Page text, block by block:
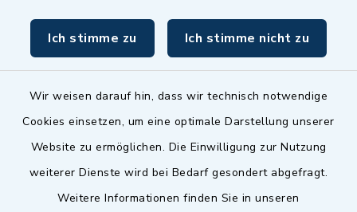
Ich stimme zu Ich stimme nicht zu
Wir weisen darauf hin, dass wir technisch notwendige
Cookies einsetzen, um eine optimale Darstellung unserer
Website zu ermöglichen. Die Einwilligung zur Nutzung
weiterer Dienste wird bei Bedarf gesondert abgefragt.
Weitere Informationen finden Sie in unseren
inixmedia GmbH
Barrierefreiheit